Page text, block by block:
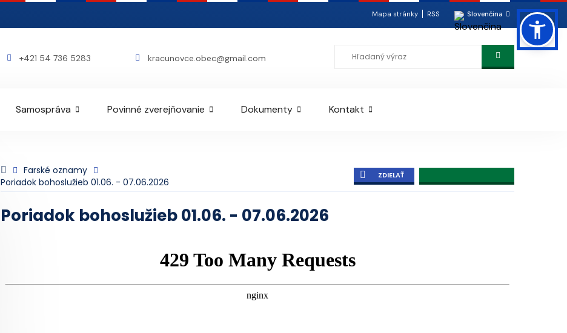
Mapa stránky RSS Slovenčina
+421 54 736 5283 kracunovce.obec@gmail.com
Samospráva Povinné zverejňovanie Dokumenty Kontakt
Farské oznamy
Poriadok bohoslužieb 01.06. - 07.06.2026
ZDIELAŤ
Poriadok bohoslužieb 01.06. - 07.06.2026